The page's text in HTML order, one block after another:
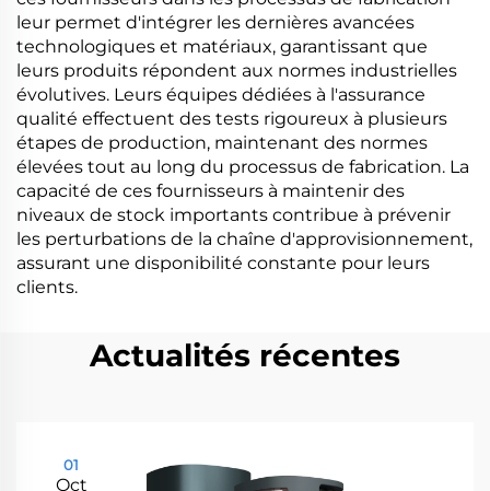
leur permet d'intégrer les dernières avancées
technologiques et matériaux, garantissant que
leurs produits répondent aux normes industrielles
évolutives. Leurs équipes dédiées à l'assurance
qualité effectuent des tests rigoureux à plusieurs
étapes de production, maintenant des normes
élevées tout au long du processus de fabrication. La
capacité de ces fournisseurs à maintenir des
niveaux de stock importants contribue à prévenir
les perturbations de la chaîne d'approvisionnement,
assurant une disponibilité constante pour leurs
clients.
Actualités récentes
01
Oct